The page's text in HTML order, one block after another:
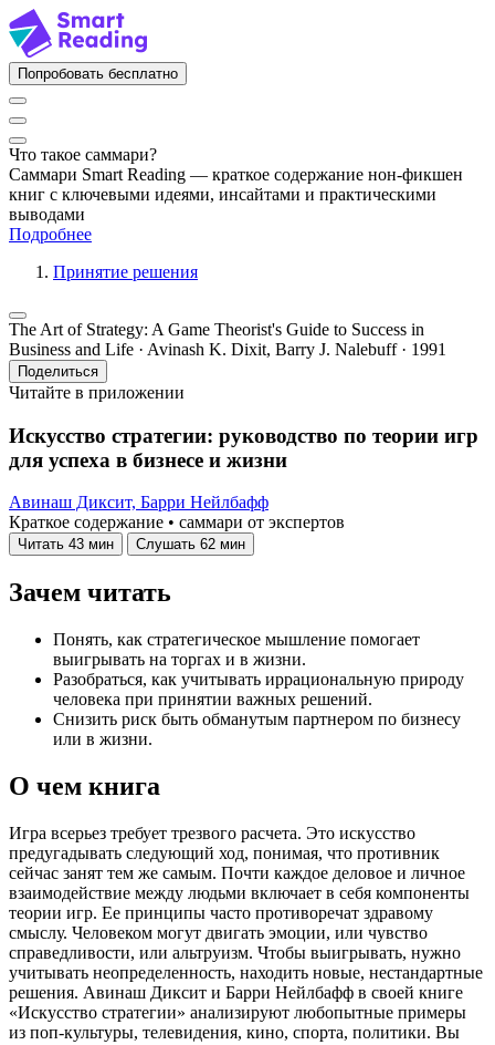
Попробовать бесплатно
Что такое саммари?
Саммари Smart Reading — краткое содержание нон-фикшен
книг с ключевыми идеями, инсайтами и практическими
выводами
Подробнее
Принятие решения
The Art of Strategy: A Game Theorist's Guide to Success in
Business and Life · Avinash K. Dixit, Barry J. Nalebuff · 1991
Поделиться
Читайте в приложении
Искусство стратегии: руководство по теории игр
для успеха в бизнесе и жизни
Авинаш Диксит, Барри Нейлбафф
Краткое содержание • саммари от экспертов
Читать 43 мин Слушать 62 мин
Зачем читать
Понять, как стратегическое мышление помогает
выигрывать на торгах и в жизни.
Разобраться, как учитывать иррациональную природу
человека при принятии важных решений.
Снизить риск быть обманутым партнером по бизнесу
или в жизни.
О чем книга
Игра всерьез требует трезвого расчета. Это искусство
предугадывать следующий ход, понимая, что противник
сейчас занят тем же самым. Почти каждое деловое и личное
взаимодействие между людьми включает в себя компоненты
теории игр. Ее принципы часто противоречат здравому
смыслу. Человеком могут двигать эмоции, или чувство
справедливости, или альтруизм. Чтобы выигрывать, нужно
учитывать неопределенность, находить новые, нестандартные
решения. Авинаш Диксит и Барри Нейлбафф в своей книге
«Искусство стратегии» анализируют любопытные примеры
из поп-культуры, телевидения, кино, спорта, политики. Вы